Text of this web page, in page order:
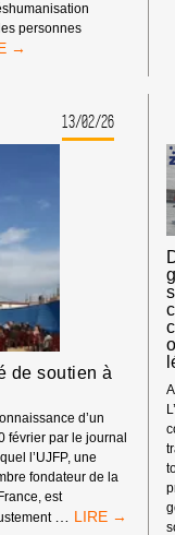
personnes
13/02/26
de soutien à
d’un
février par le journal
l’UJFP, une
fondateur de la
est
…